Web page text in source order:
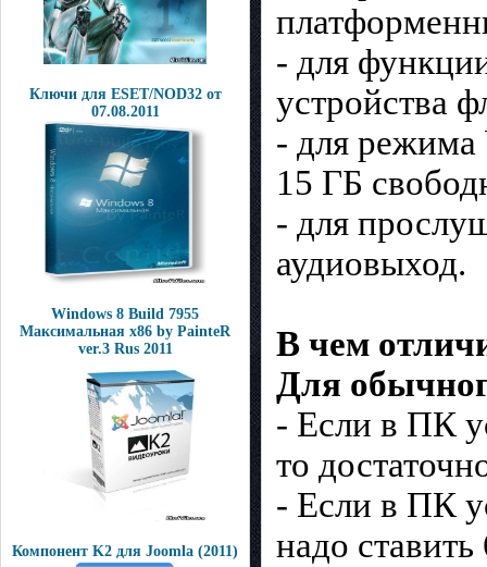
Ключи для ESET/NOD32 от
07.08.2011
Windows 8 Build 7955
Максимальная x86 by PainteR
ver.3 Rus 2011
Компонент K2 для Joomla (2011)
- для
устройства
- для режима
15 ГБ
- для
аудиовыход.
В чем
Для
- Если в ПК
то
- Если в ПК
надо